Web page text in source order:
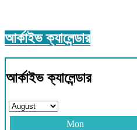
আর্কাইভ ক্যালেন্ডার
আর্কাইভ ক্যালেন্ডার
Mon